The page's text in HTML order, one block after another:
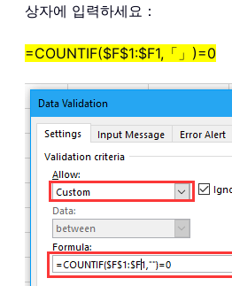
상자에 입력하세요：
=COUNTIF($F$1:$F1,「」)=0